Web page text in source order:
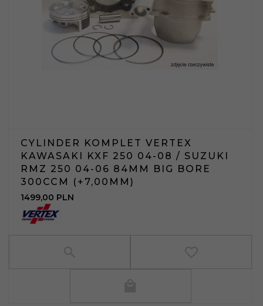
CYLINDER KOMPLET VERTEX
KAWASAKI KXF 250 04-08 / SUZUKI
RMZ 250 04-06 84MM BIG BORE
300CCM (+7,00MM)
1499,00 PLN